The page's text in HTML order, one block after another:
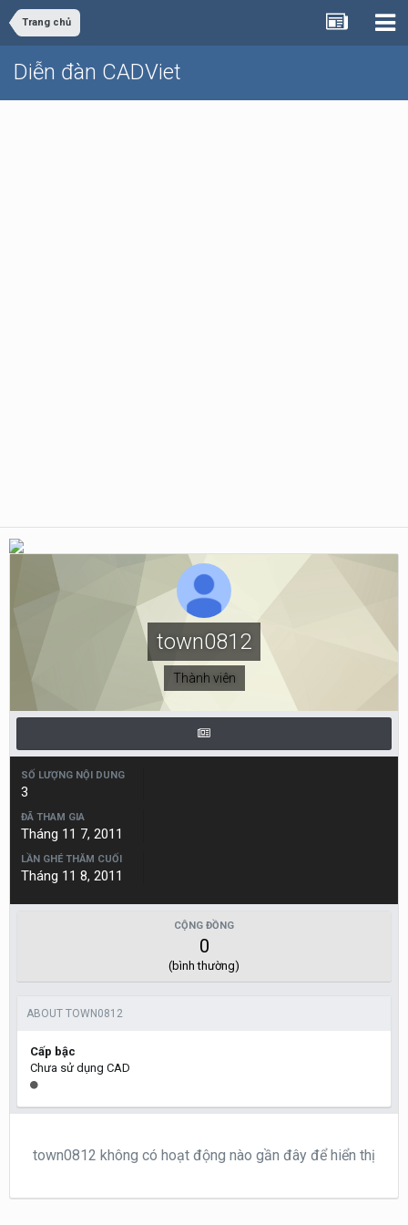
Trang chủ
Diễn đàn CADViet
town0812
Thành viên
SỐ LƯỢNG NỘI DUNG
3
ĐÃ THAM GIA
Tháng 11 7, 2011
LẦN GHÉ THĂM CUỐI
Tháng 11 8, 2011
CỘNG ĐỒNG
0
(bình thường)
ABOUT TOWN0812
Cấp bậc
Chưa sử dụng CAD
town0812 không có hoạt động nào gần đây để hiển thị